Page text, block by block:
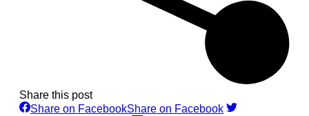
Share this post
Share on FacebookShare on Facebook